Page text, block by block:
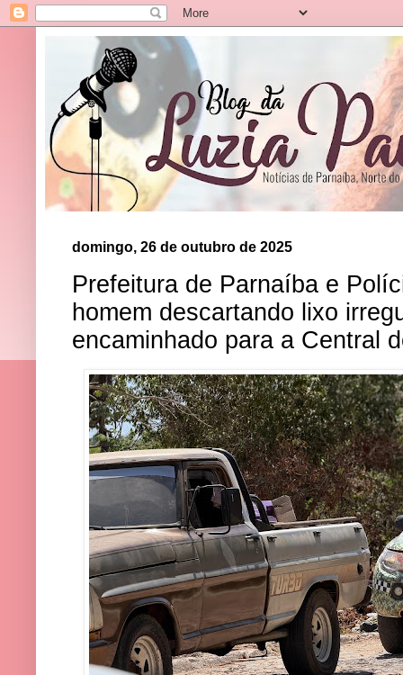
domingo, 26 de outubro de 2025
Prefeitura de Parnaíba e
homem descartando lixo
encaminhado para a Central